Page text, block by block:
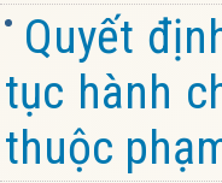
Quyết
tục hành
thuộc